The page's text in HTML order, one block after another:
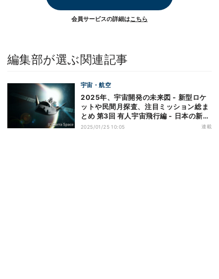
会員サービスの詳細はこちら
編集部が選ぶ関連記事
宇宙・航空
2025年、宇宙開発の未来図 - 新型ロケ
ットや民間月探査、注目ミッション総ま
とめ 第3回 有人宇宙飛行編 - 日本の新補
給機「HTV-X」や民間ステーション、イ
2025/01/25 10:05 連載